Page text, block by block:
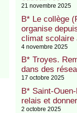
21 novembre 2025
B* Le collège
organise
climat scolaire
4 novembre 2025
B* Troyes.
dans des
17 octobre 2025
B* Saint-
relais et
2 octobre 2025